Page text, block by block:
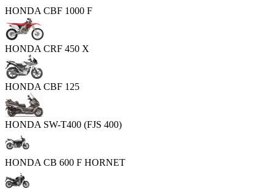
HONDA CBF 1000 F
HONDA CRF 450 X
HONDA CBF 125
HONDA SW-T400 (FJS 400)
HONDA CB 600 F HORNET